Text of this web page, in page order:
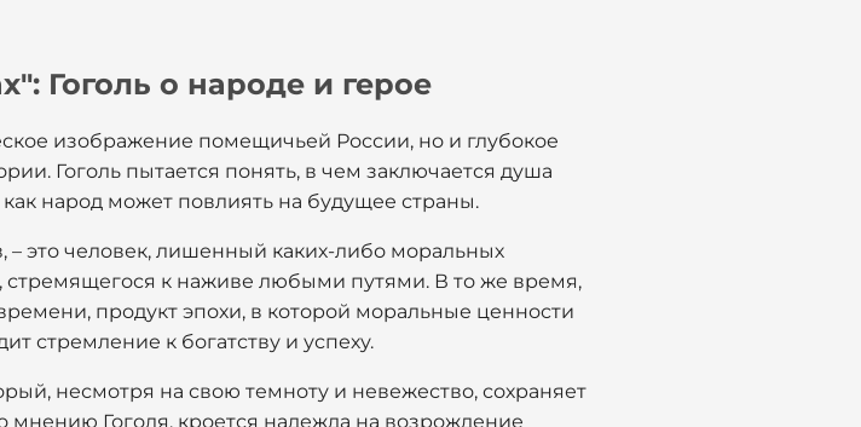
Гоголь о народе и герое
изображение помещичьей России, но и глубокое
Гоголь пытается понять, в чем заключается душа
народ может повлиять на будущее страны.
это человек, лишенный каких-либо моральных
к наживе любыми путями. В то же время,
продукт эпохи, в которой моральные ценности
стремление к богатству и успеху.
несмотря на свою темноту и невежество, сохраняет
мнению Гоголя, кроется надежда на возрождение